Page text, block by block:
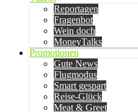
Reportagen
Fragenbot
Wein doch
MoneyTalks
Promotionen
Gute News
Flugmodus
Smart gespart
Reise-Glück
Meat & Greet